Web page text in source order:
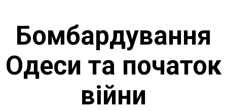
Бомбардування
Одеси та початок
війни